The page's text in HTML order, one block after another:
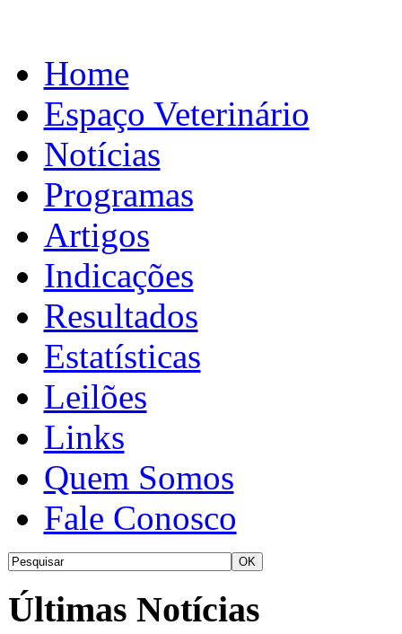
Home
Espaço Veterinário
Notícias
Programas
Artigos
Indicações
Resultados
Estatísticas
Leilões
Links
Quem Somos
Fale Conosco
Últimas Notícias